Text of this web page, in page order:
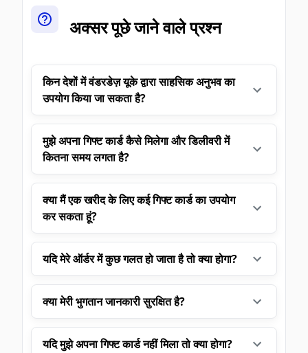
अक्सर पूछे जाने वाले प्रश्न
किन देशों में वंडरडेज़ यूके द्वारा साहसिक अनुभव का
उपयोग किया जा सकता है?
मुझे अपना गिफ्ट कार्ड कैसे मिलेगा और डिलीवरी में
कितना समय लगता है?
क्या मैं एक खरीद के लिए कई गिफ्ट कार्ड का उपयोग
कर सकता हूं?
यदि मेरे ऑर्डर में कुछ गलत हो जाता है तो क्या होगा?
क्या मेरी भुगतान जानकारी सुरक्षित है?
यदि मुझे अपना गिफ्ट कार्ड नहीं मिला तो क्या होगा?